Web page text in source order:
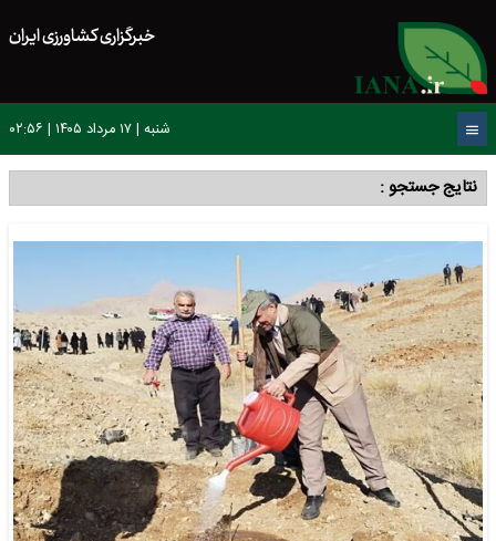
خبرگزاری کشاورزی ایران
شنبه | ۱۷ مرداد ۱۴۰۵ | ۰۲:۵۶
نتایج جستجو :